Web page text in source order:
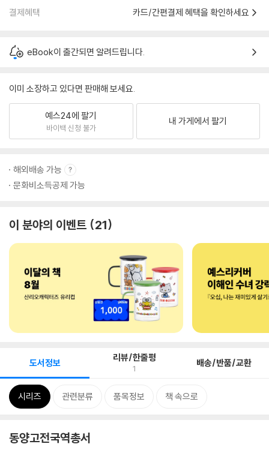
결제혜택 카드/간편결제 혜택을 확인하세요
eBook이 출간되면 알려드립니다.
이미 소장하고 있다면 판매해 보세요.
예스24에 팔기
바이백 신청 불가
내 가게에서 팔기
해외배송 가능
문화비소득공제 가능
이 분야의 이벤트 21
도서정보 리뷰/한줄평
1 배송/반품/교환
시리즈 관련분류 품목정보 책 속으로
동양고전국역총서